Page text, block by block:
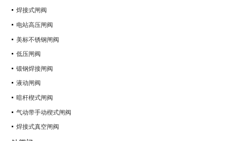
焊接式闸阀
电站高压闸阀
美标不锈钢闸阀
低压闸阀
锻钢焊接闸阀
液动闸阀
暗杆楔式闸阀
气动带手动楔式闸阀
焊接式真空闸阀